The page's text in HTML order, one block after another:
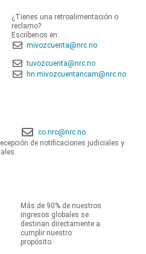
¿Tienes una retroalimentación o
reclamo?
Escríbenos en:
mivozcuenta@nrc.no
tuvozcuenta@nrc.no
hn.mivozcuentancam@nrc.no
co.nrc@nrc.no
de notificaciones judiciales y
Más de 90% de nuestros
ingresos globales se
destinan directamente a
cumplir nuestro
propósito.